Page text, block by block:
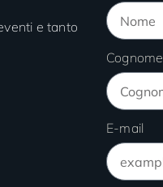
e tanto
Cognome
E-mail